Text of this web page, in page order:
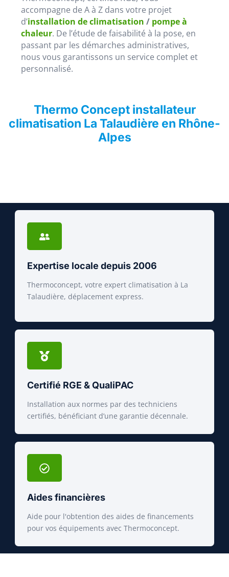
accompagne de A à Z dans votre projet
d’installation de climatisation / pompe à
chaleur. De l’étude de faisabilité à la pose, en
passant par les démarches administratives,
nous vous garantissons un service complet et
personnalisé.
Thermo Concept installateur
climatisation La Talaudière en Rhône-
Alpes
Expertise locale depuis 2006
Thermoconcept, votre expert climatisation à La
Talaudière, déplacement express.
Certifié RGE & QualiPAC
Installation aux normes par des techniciens
certifiés, bénéficiant d’une garantie décennale.
Aides financières
Aide pour l'obtention des aides de financements
pour vos équipements avec Thermoconcept.